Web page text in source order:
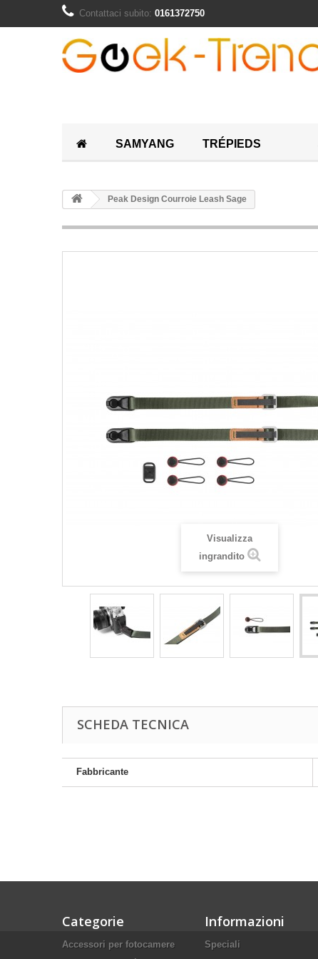
Contattaci subito: 0161372750
SAMYANG TRÉPIEDS
Peak Design Courroie Leash Sage
Visualizza
ingrandito
SCHEDA TECNICA
Fabbricante
Categorie
Accessori per fotocamere
Informazioni
Speciali